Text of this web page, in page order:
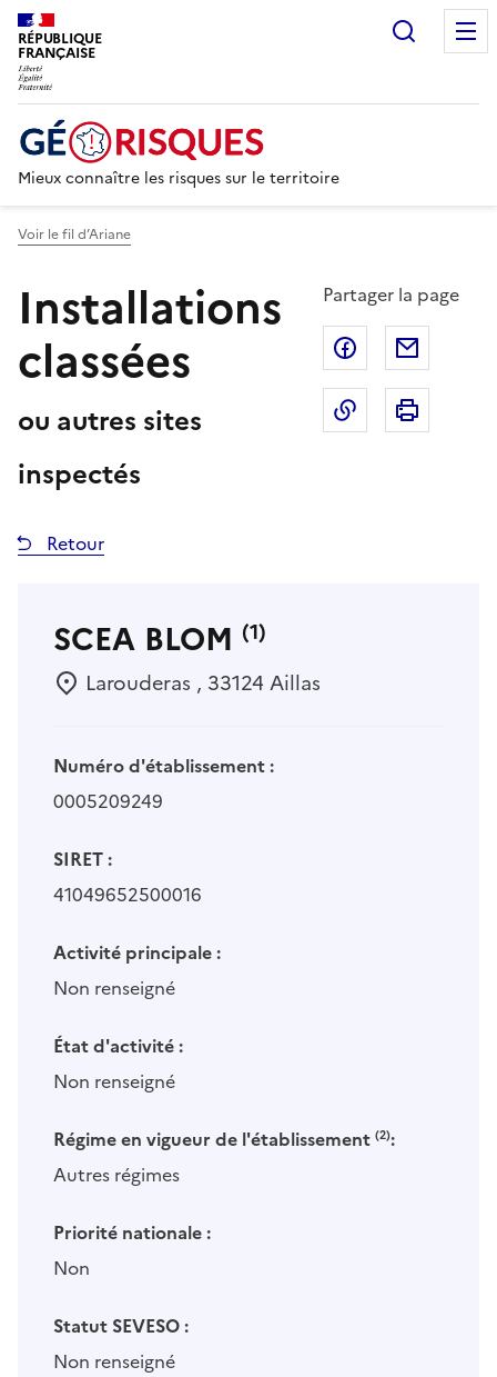
RÉPUBLIQUE
FRANÇAISE
Mieux connaître les risques sur le territoire
Voir le fil d’Ariane
Installations
classées
ou autres sites
inspectés
Partager la page
Partager sur
Copier dans
Retour
SCEA BLOM (1)
Larouderas , 33124 Aillas
Numéro d'établissement :
0005209249
SIRET :
41049652500016
Activité principale :
Non renseigné
État d'activité :
Non renseigné
Régime en vigueur de l'établissement (2):
Autres régimes
Priorité nationale :
Non
Statut SEVESO :
Non renseigné